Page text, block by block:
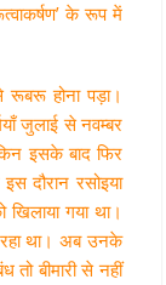
के रूप में
होना पड़ा।
जुलाई से नवम्बर
इसके बाद फिर
दौरान रसोइया
गया था।
रहा था। अब उनके
बीमारी से नहीं